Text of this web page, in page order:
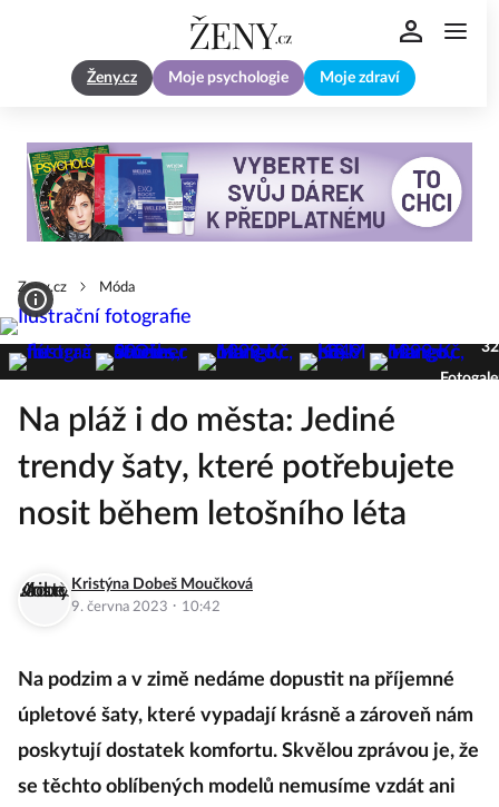
Ženy.cz Moje psychologie Moje zdraví
Zeny.cz Móda
32
Na pláž i do města: Jediné
trendy šaty, které potřebujete
nosit během letošního léta
Kristýna Dobeš Moučková
9. června 2023 · 10:42
Na podzim a v zimě nedáme dopustit na příjemné
úpletové šaty, které vypadají krásně a zároveň nám
poskytují dostatek komfortu. Skvělou zprávou je, že
se těchto oblíbených modelů nemusíme vzdát ani